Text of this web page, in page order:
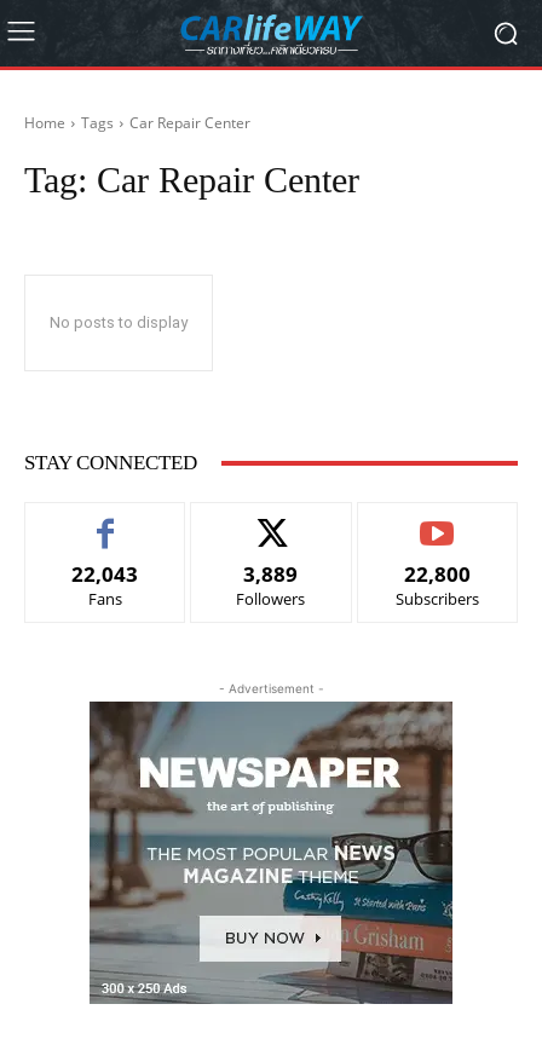
Home Tags Car Repair Center
Tag: Car Repair Center
No posts to display
STAY CONNECTED
22,043
Fans
3,889
Followers
22,800
Subscribers
- Advertisement -